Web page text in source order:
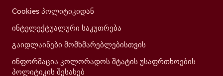
Cookies პოლიტიკიდან
ინტელექტუალური საკუთრება
გაიდლაინები მომხმარებლებისთვის
ინფორმაცია კოლორადოს შტატის უსაფრთხოების
პოლიტიკის შესახებ